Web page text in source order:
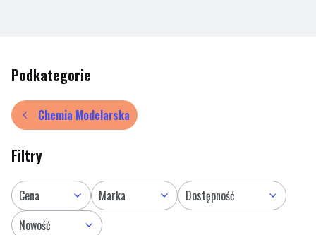
Podkategorie
Chemia Modelarska
Filtry
Cena Marka
Dostępność
Nowość